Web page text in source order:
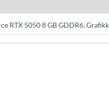
RTX 5050 8 GB GDDR6,